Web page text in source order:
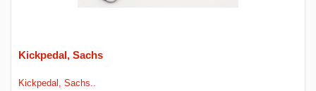
Kickpedal, Sachs
Kickpedal, Sachs..